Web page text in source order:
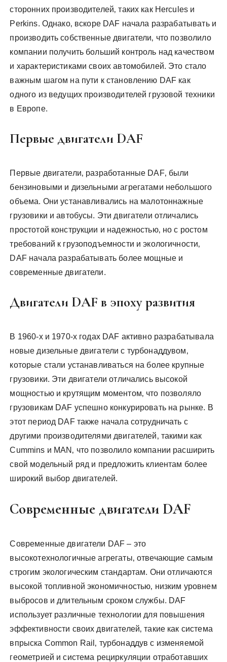
сторонних производителей‚ таких как Hercules и
Perkins. Однако‚ вскоре DAF начала разрабатывать и
производить собственные двигатели‚ что позволило
компании получить больший контроль над качеством
и характеристиками своих автомобилей. Это стало
важным шагом на пути к становлению DAF как
одного из ведущих производителей грузовой техники
в Европе.
Первые двигатели DAF
Первые двигатели‚ разработанные DAF‚ были
бензиновыми и дизельными агрегатами небольшого
объема. Они устанавливались на малотоннажные
грузовики и автобусы. Эти двигатели отличались
простотой конструкции и надежностью‚ но с ростом
требований к грузоподъемности и экологичности‚
DAF начала разрабатывать более мощные и
современные двигатели.
Двигатели DAF в эпоху развития
В 1960-х и 1970-х годах DAF активно разрабатывала
новые дизельные двигатели с турбонаддувом‚
которые стали устанавливаться на более крупные
грузовики. Эти двигатели отличались высокой
мощностью и крутящим моментом‚ что позволяло
грузовикам DAF успешно конкурировать на рынке. В
этот период DAF также начала сотрудничать с
другими производителями двигателей‚ такими как
Cummins и MAN‚ что позволило компании расширить
свой модельный ряд и предложить клиентам более
широкий выбор двигателей.
Современные двигатели DAF
Современные двигатели DAF – это
высокотехнологичные агрегаты‚ отвечающие самым
строгим экологическим стандартам. Они отличаются
высокой топливной экономичностью‚ низким уровнем
выбросов и длительным сроком службы. DAF
использует различные технологии для повышения
эффективности своих двигателей‚ такие как система
впрыска Common Rail‚ турбонаддув с изменяемой
геометрией и система рециркуляции отработавших